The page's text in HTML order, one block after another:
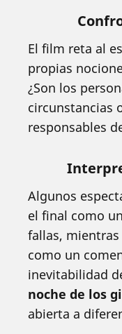
El film reta al
propias
¿Son los
circunstancias
responsables
Algunos
el final como
fallas,
como un
inevitabilidad
noche de los
abierta a